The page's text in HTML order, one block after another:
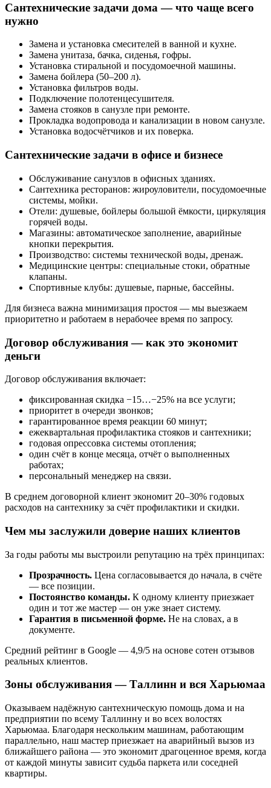
Сантехнические задачи дома — что чаще всего
нужно
Замена и установка смесителей в ванной и кухне.
Замена унитаза, бачка, сиденья, гофры.
Установка стиральной и посудомоечной машины.
Замена бойлера (50–200 л).
Установка фильтров воды.
Подключение полотенцесушителя.
Замена стояков в санузле при ремонте.
Прокладка водопровода и канализации в новом санузле.
Установка водосчётчиков и их поверка.
Сантехнические задачи в офисе и бизнесе
Обслуживание санузлов в офисных зданиях.
Сантехника ресторанов: жироуловители, посудомоечные
системы, мойки.
Отели: душевые, бойлеры большой ёмкости, циркуляция
горячей воды.
Магазины: автоматическое заполнение, аварийные
кнопки перекрытия.
Производство: системы технической воды, дренаж.
Медицинские центры: специальные стоки, обратные
клапаны.
Спортивные клубы: душевые, парные, бассейны.
Для бизнеса важна минимизация простоя — мы выезжаем
приоритетно и работаем в нерабочее время по запросу.
Договор обслуживания — как это экономит
деньги
Договор обслуживания включает:
фиксированная скидка −15…−25% на все услуги;
приоритет в очереди звонков;
гарантированное время реакции 60 минут;
ежеквартальная профилактика стояков и сантехники;
годовая опрессовка системы отопления;
один счёт в конце месяца, отчёт о выполненных
работах;
персональный менеджер на связи.
В среднем договорной клиент экономит 20–30% годовых
расходов на сантехнику за счёт профилактики и скидки.
Чем мы заслужили доверие наших клиентов
За годы работы мы выстроили репутацию на трёх принципах:
Прозрачность. Цена согласовывается до начала, в счёте
— все позиции.
Постоянство команды. К одному клиенту приезжает
один и тот же мастер — он уже знает систему.
Гарантия в письменной форме. Не на словах, а в
документе.
Средний рейтинг в Google — 4,9/5 на основе сотен отзывов
реальных клиентов.
Зоны обслуживания — Таллинн и вся Харьюмаа
Оказываем надёжную сантехническую помощь дома и на
предприятии по всему Таллинну и во всех волостях
Харьюмаа. Благодаря нескольким машинам, работающим
параллельно, наш мастер приезжает на аварийный вызов из
ближайшего района — это экономит драгоценное время, когда
от каждой минуты зависит судьба паркета или соседней
квартиры.